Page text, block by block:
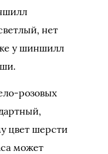
нет
у шиншилл
розовых
цвет шерсти
может